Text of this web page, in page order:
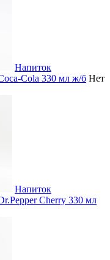
Напиток
Cola 330 мл ж/б Нет
Напиток
Cherry 330 мл